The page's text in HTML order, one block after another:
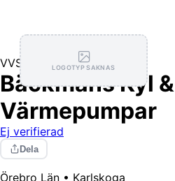
LOGOTYP SAKNAS
VVS
Bäckmans Kyl &
Värmepumpar
Ej verifierad
Dela
Örebro Län • Karlskoga